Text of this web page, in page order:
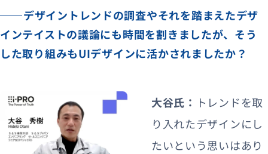
デザイントレンドの調査やそれを踏まえたデザ
インテイストの議論にも時間を割きましたが、そう
した取り組みもUIデザインに活かされましたか？
大谷氏： トレンドを取
り入れたデザインにし
たいという思いはあり